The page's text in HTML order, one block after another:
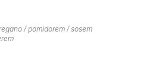
/ pomidorem / sosem